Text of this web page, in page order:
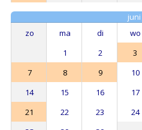
juni
zo
ma di wo
1
2 3
7
8 9 10
14
15 16 17
21
22 23 24